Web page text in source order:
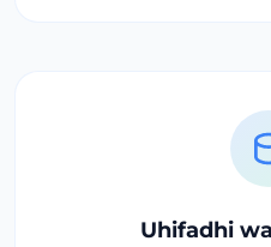
Uhifadhi